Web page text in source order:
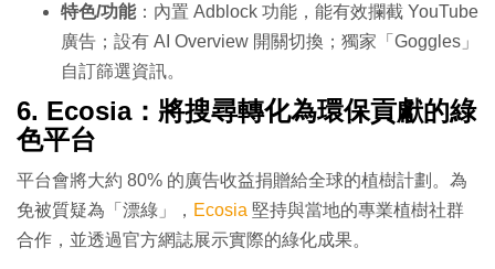
特色/功能：內置 Adblock 功能，能有效攔截 YouTube
廣告；設有 AI Overview 開關切換；獨家「Goggles」
自訂篩選資訊。
6. Ecosia：將搜尋轉化為環保貢獻的綠
色平台
平台會將大約 80% 的廣告收益捐贈給全球的植樹計劃。為
免被質疑為「漂綠」， Ecosia 堅持與當地的專業植樹社群
合作，並透過官方網誌展示實際的綠化成果。